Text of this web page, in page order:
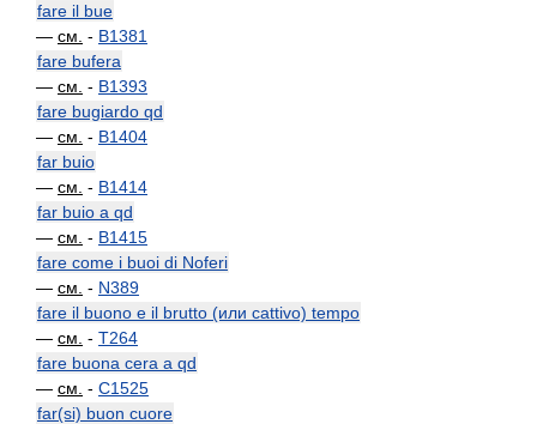
fare il bue
— см. - B1381
fare bufera
— см. - B1393
fare bugiardo qd
— см. - B1404
far buio
— см. - B1414
far buio a qd
— см. - B1415
fare come i buoi di Noferi
— см. - N389
fare il buono e il brutto (или cattivo) tempo
— см. - T264
fare buona cera a qd
— см. - C1525
far(si) buon cuore